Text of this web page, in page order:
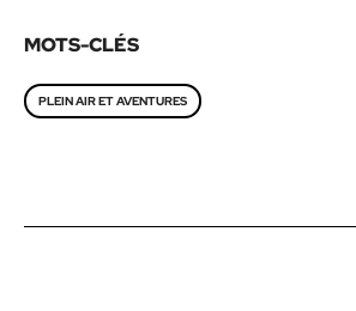
MOTS-CLÉS
PLEIN AIR ET AVENTURES